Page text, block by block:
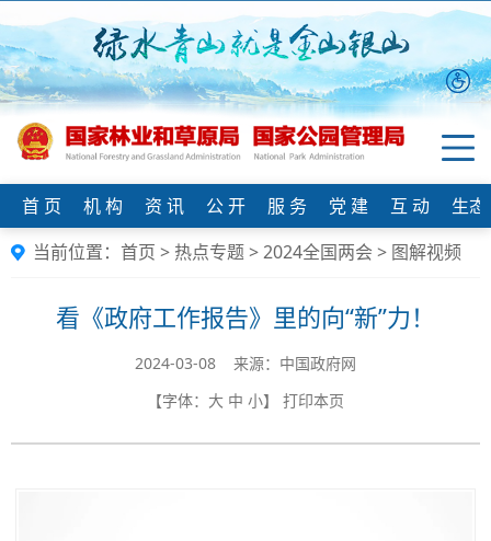
首 页 机 构 资 讯 公 开 服 务 党 建 互 动
生
当前位置： 首页 > 热点专题>2024全国两会 > 图解视频
看《政府工作报告》里的向“新”力！
2024-03-08 来源：中国政府网
【字体： 大 中 小】 打印本页